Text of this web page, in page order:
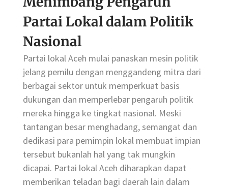
Partai Lokal dalam Politik
Nasional
Partai lokal Aceh mulai panaskan mesin politik
jelang pemilu dengan menggandeng mitra dari
berbagai sektor untuk memperkuat basis
dukungan dan memperlebar pengaruh politik
mereka hingga ke tingkat nasional. Meski
tantangan besar menghadang, semangat dan
dedikasi para pemimpin lokal membuat impian
tersebut bukanlah hal yang tak mungkin
dicapai. Partai lokal Aceh diharapkan dapat
memberikan teladan bagi daerah lain dalam